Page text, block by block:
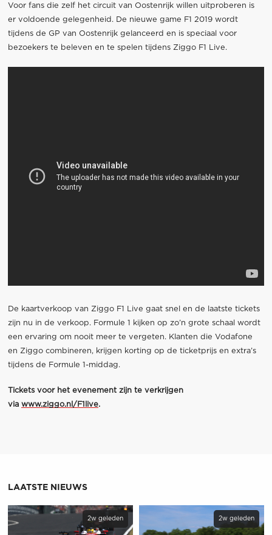
Voor fans die zelf het circuit van Oostenrijk willen uitproberen is
er voldoende gelegenheid. De nieuwe game F1 2019 wordt
tijdens de GP van Oostenrijk gelanceerd en is speciaal voor
bezoekers te beleven en te spelen tijdens Ziggo F1 Live.
De kaartverkoop van Ziggo F1 Live gaat snel en de laatste tickets
zijn nu in de verkoop. Formule 1 kijken op zo’n grote schaal wordt
een ervaring om nooit meer te vergeten. Klanten die Vodafone
en Ziggo combineren, krijgen korting op de ticketprijs en extra’s
tijdens de Formule 1-middag.
Tickets voor het evenement zijn te verkrijgen
via www.ziggo.nl/F1live.
LAATSTE NIEUWS
2w geleden 2w geleden